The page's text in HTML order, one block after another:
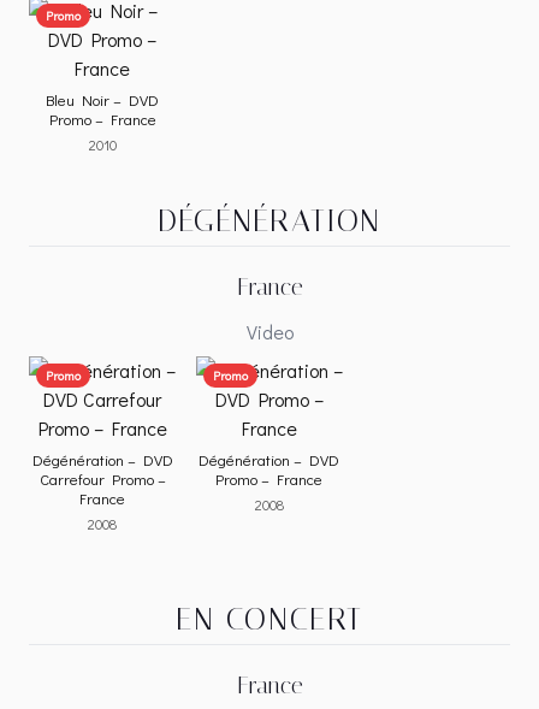
Promo
Bleu Noir – DVD
Promo – France
2010
DÉGÉNÉRATION
France
Video
Promo
Dégénération – DVD
Carrefour Promo –
France
2008
Promo
Dégénération – DVD
Promo – France
2008
EN CONCERT
France